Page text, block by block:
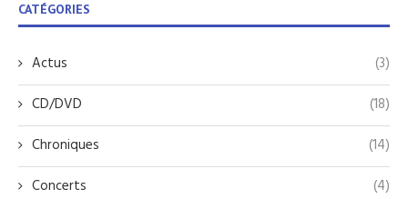
CATÉGORIES
Actus
(3)
CD/DVD
(18)
Chroniques
(14)
Concerts
(4)